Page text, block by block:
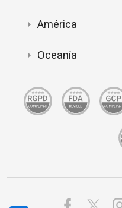
América
Oceanía